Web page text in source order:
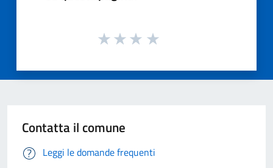
Contatta il comune
Leggi le domande frequenti